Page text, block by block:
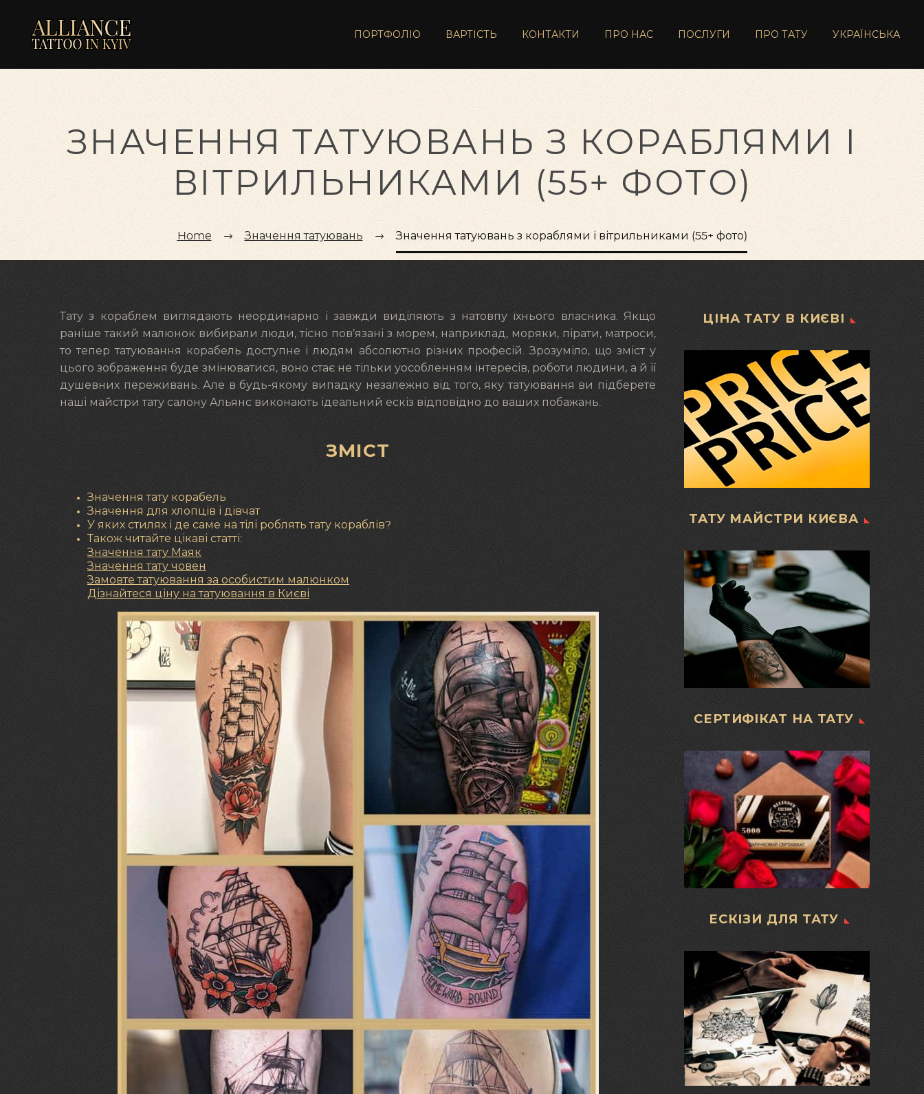
ПОРТФОЛІО ВАРТІСТЬ КОНТАКТИ ПРО НАС ПОСЛУГИ ПРО ТАТУ УКРАЇНСЬКА
ЗНАЧЕННЯ ТАТУЮВАНЬ З КОРАБЛЯМИ І
ВІТРИЛЬНИКАМИ (55+ ФОТО)
Home Значення татуювань Значення татуювань з кораблями і вітрильниками (55+ фото)
Тату з кораблем виглядають неординарно і завжди виділяють з натовпу їхнього власника. Якщо
раніше такий малюнок вибирали люди, тісно пов’язані з морем, наприклад, моряки, пірати, матроси,
то тепер татуювання корабель доступне і людям абсолютно різних професій. Зрозуміло, що зміст у
цього зображення буде змінюватися, воно стає не тільки уособленням інтересів, роботи людини, а й її
душевних переживань. Але в будь-якому випадку незалежно від того, яку татуювання ви підберете
наші майстри тату салону Альянс виконають ідеальний ескіз відповідно до ваших побажань.
ЗМІСТ
Значення тату корабель
Значення для хлопців і дівчат
У яких стилях і де саме на тілі роблять тату кораблів?
Також читайте цікаві статті:
Значення тату Маяк
Значення тату човен
Замовте татуювання за особистим малюнком
Дізнайтеся ціну на татуювання в Києві
ЦІНА ТАТУ В КИЄВІ
ТАТУ МАЙСТРИ КИЄВА
СЕРТИФІКАТ НА ТАТУ
ЕСКІЗИ ДЛЯ ТАТУ